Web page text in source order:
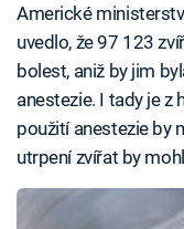
Americké
uvedlo, že 97 123
bolest, aniž by jim
anestezie. I tady je
použití anestezie by
utrpení zvířat by